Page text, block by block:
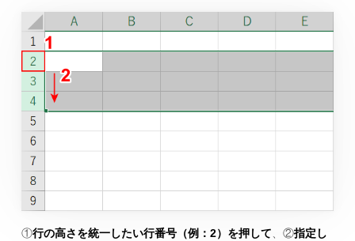
①行の高さを統一したい行番号（例：2）を押して、②指定し